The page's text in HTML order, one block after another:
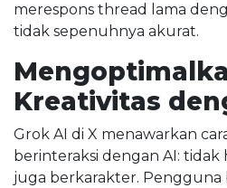
merespons thread lama
tidak sepenuhnya akurat.
Kreativitas
Grok AI di X menawarkan
berinteraksi dengan AI: tidak
juga berkarakter. Pengguna